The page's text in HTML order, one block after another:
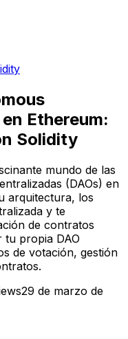
Ethereum:
Solidity
mundo de las
(DAOs) en
arquitectura, los
y te
de contratos
tu propia DAO
de votación, gestión
29 de marzo de